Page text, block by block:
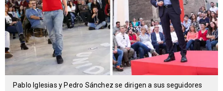
Pablo Iglesias y Pedro Sánchez se dirigen a sus seguidores